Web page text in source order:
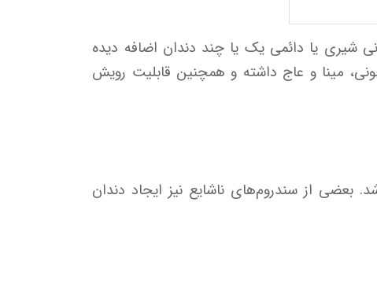
شیری یا دائمی یک یا چند دندان اضافه دیده
مینا و عاج داشته و همچنین قابلیت رویش
بعضی از سندروم‌های ناشایع نیز ایجاد دندان